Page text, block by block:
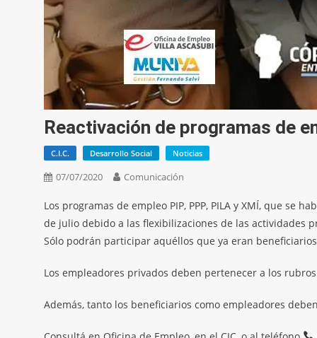
Reactivación de programas de
C.I.C. Desarrollo Social Noticias
07/07/2020 Comunicación
Los programas de empleo PIP, PPP, PILA y XMÍ, que se
de julio debido a las flexibilizaciones de las actividades
Sólo podrán participar aquéllos que ya eran
Los empleadores privados deben pertenecer a los
Además, tanto los beneficiarios como empleadores